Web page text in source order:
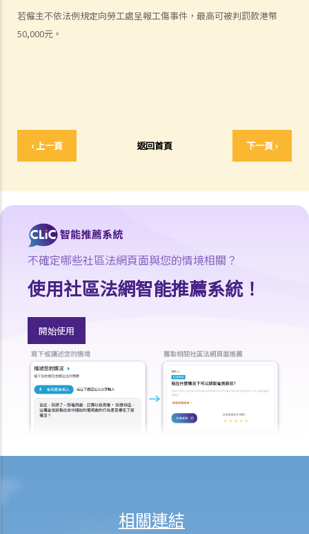
若僱主不依法例規定向勞工處呈報工傷事件，最高可被判罰款港幣
50,000元。
‹ 上一頁 返回首頁 下一頁 ›
6. 證明書（收費安排）
7. 屬實申述
就人身傷害提出申索，是否存在時限？
就人身傷害提出申索，會取得多少賠償？
若我因人身傷害提出申索，可否申請法律援助？
法律援助輔助計劃
香港律師會大埔火災緊急免費法律諮詢熱線
逝者家屬
我的家人在意外中身亡。我可否代表死者展開人身傷亡訴訟？在控告犯
錯的一方之前，我需要依循甚麼程序？
損害賠償陳述書
涉及致命意外的申索
死因裁判法庭有甚麼作用？
火災中受傷的僱員
不確定哪些社區法網頁面與您的情境相關？
使用社區法網智能推薦系統！
開始使用
相關連結